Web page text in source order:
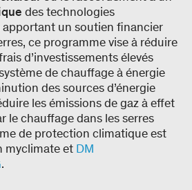
des technologies
un soutien financier
ce programme vise à réduire
d’investissements élevés
de chauffage à énergie
des sources d’énergie
les émissions de gaz à effet
le chauffage dans les serres
de protection climatique est
myclimate et DM
.